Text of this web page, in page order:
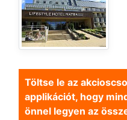
Töltse le az
applikációt, hogy
önnel legyen az